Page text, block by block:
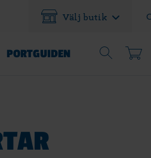
Välj butik
PORTGUIDEN